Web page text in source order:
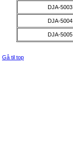
DJA-5003
DJA-5004
DJA-5005
Gå til top